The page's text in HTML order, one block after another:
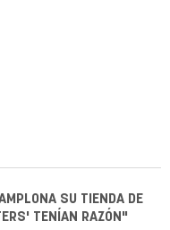
SU TIENDA DE
TENÍAN RAZÓN"